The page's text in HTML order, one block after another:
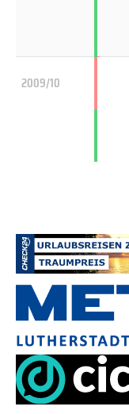
2009/10